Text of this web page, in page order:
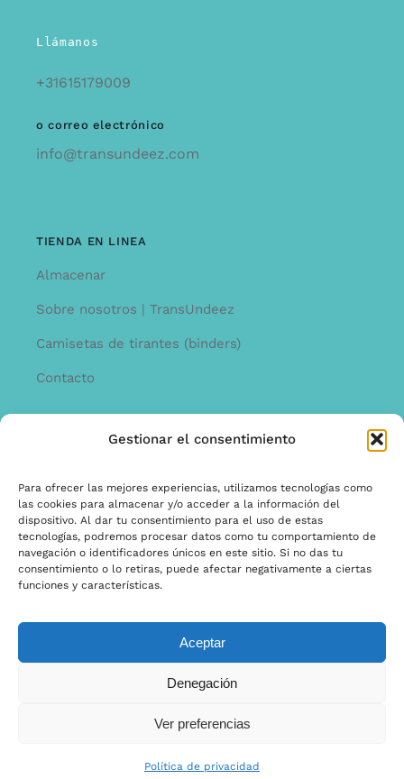
Gestionar el consentimiento
Para ofrecer las mejores experiencias, utilizamos tecnologías como
las cookies para almacenar y/o acceder a la información del
dispositivo. Al dar tu consentimiento para el uso de estas
tecnologías, podremos procesar datos como tu comportamiento de
navegación o identificadores únicos en este sitio. Si no das tu
consentimiento o lo retiras, puede afectar negativamente a ciertas
funciones y características.
Aceptar
Denegación
Ver preferencias
Política de privacidad
Llámanos
+31615179009
o correo electrónico
info@transundeez.com
TIENDA EN LINEA
Almacenar
Sobre nosotros | TransUndeez
Camisetas de tirantes (binders)
Contacto
INFORMACíON
Offerta
garantía y quejas
Términos y condiciones
Política de privacidad
Internetbureau Scriptex